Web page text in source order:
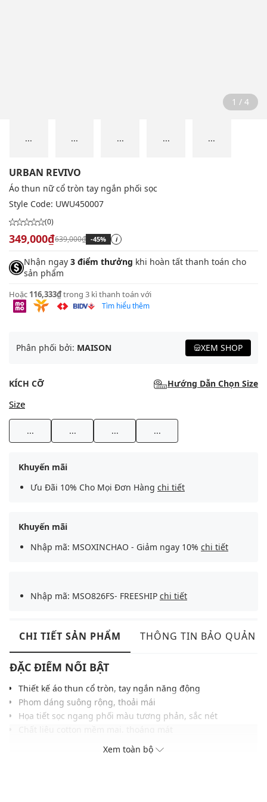
2 / 4
... ... ... ... ...
URBAN REVIVO
Áo thun nữ cổ tròn tay ngắn phối sọc
Style Code: UWU450007
(0)
349,000₫639,000₫ -45% i
Nhận ngay 3 điểm thưởng khi hoàn tất thanh toán cho
sản phẩm
Hoặc 116,333₫trong 3 kì thanh toán với
Tìm hiểu thêm
Phân phối bởi: MAISON XEM SHOP
KÍCH CỠ Hướng Dẫn Chọn Size
Size
... ... ... ...
Khuyến mãi
Ưu Đãi 10% Cho Mọi Đơn Hàng chi tiết
Khuyến mãi
Nhập mã: MSOXINCHAO - Giảm ngay 10% chi tiết
Nhập mã: MSO826FS- FREESHIP chi tiết
CHI TIẾT SẢN PHẨM THÔNG TIN BẢO QUẢN
ĐẶC ĐIỂM NỔI BẬT
Thiết kế áo thun cổ tròn, tay ngắn năng động
Phom dáng suông rộng, thoải mái
Họa tiết sọc ngang phối màu tương phản, sắc nét
Dễ phối với quần jeans, shorts hoặc chân váy
Xem toàn bộ